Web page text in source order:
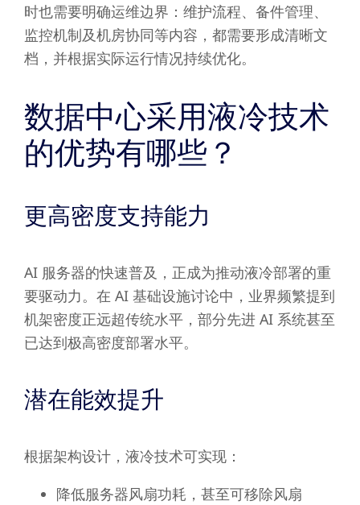
时也需要明确运维边界：维护流程、备件管理、
监控机制及机房协同等内容，都需要形成清晰文
档，并根据实际运行情况持续优化。
数据中心采用液冷技术
的优势有哪些？
更高密度支持能力
AI 服务器的快速普及，正成为推动液冷部署的重
要驱动力。在 AI 基础设施讨论中，业界频繁提到
机架密度正远超传统水平，部分先进 AI 系统甚至
已达到极高密度部署水平。
潜在能效提升
根据架构设计，液冷技术可实现：
降低服务器风扇功耗，甚至可移除风扇